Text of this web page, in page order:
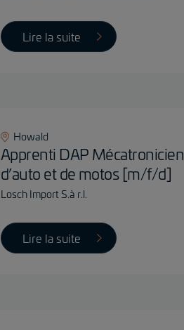
Lire la suite
Howald
Apprenti DAP Mécatronicien
d’auto et de motos [m/f/d]
Losch Import S.à r.l.
Lire la suite